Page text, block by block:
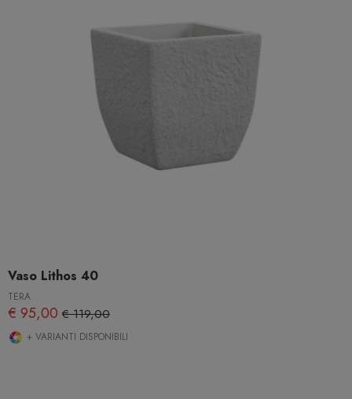
Vaso Lithos 40
TERA
€ 95,00 € 119,00
+ VARIANTI DISPONIBILI